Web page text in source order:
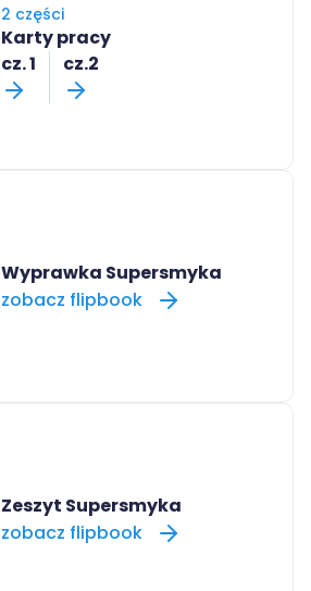
2 części
Karty pracy
cz. 1
cz.2
Wyprawka Supersmyka
zobacz flipbook
Zeszyt Supersmyka
zobacz flipbook